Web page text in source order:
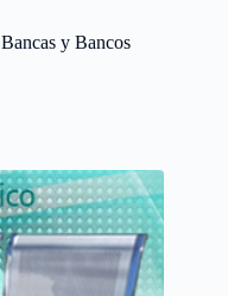
Bancas y Bancos